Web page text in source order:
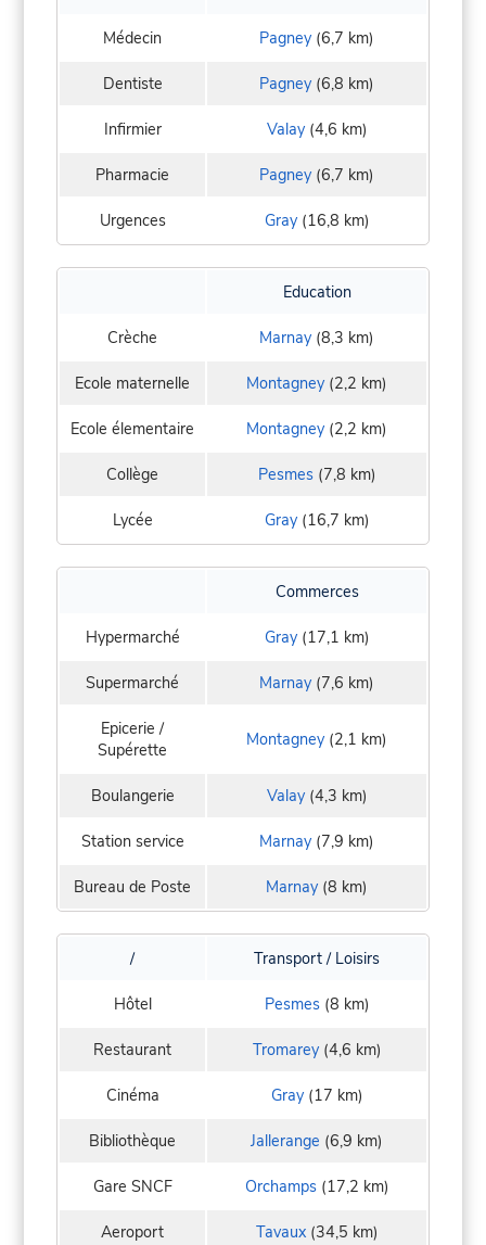
Médecin Pagney (6,7 km)
Dentiste Pagney (6,8 km)
Infirmier Valay(4,6 km)
Pharmacie Pagney (6,7 km)
Urgences Gray(16,8 km)
Education
Crèche Marnay (8,3 km)
Ecole maternelle Montagney (2,2 km)
Ecole élementaire Montagney (2,2 km)
Collège Pesmes(7,8 km)
Lycée Gray(16,7 km)
Commerces
Hypermarché Gray(17,1 km)
Supermarché Marnay (7,6 km)
Epicerie /
Supérette
Montagney (2,1 km)
Boulangerie Valay(4,3 km)
Station service Marnay (7,9 km)
Bureau de Poste Marnay (8 km)
/ Transport / Loisirs
Hôtel Pesmes(8 km)
Restaurant Tromarey(4,6 km)
Cinéma Gray(17 km)
Bibliothèque Jallerange (6,9 km)
Gare SNCF Orchamps(17,2 km)
Aeroport Tavaux(34,5 km)